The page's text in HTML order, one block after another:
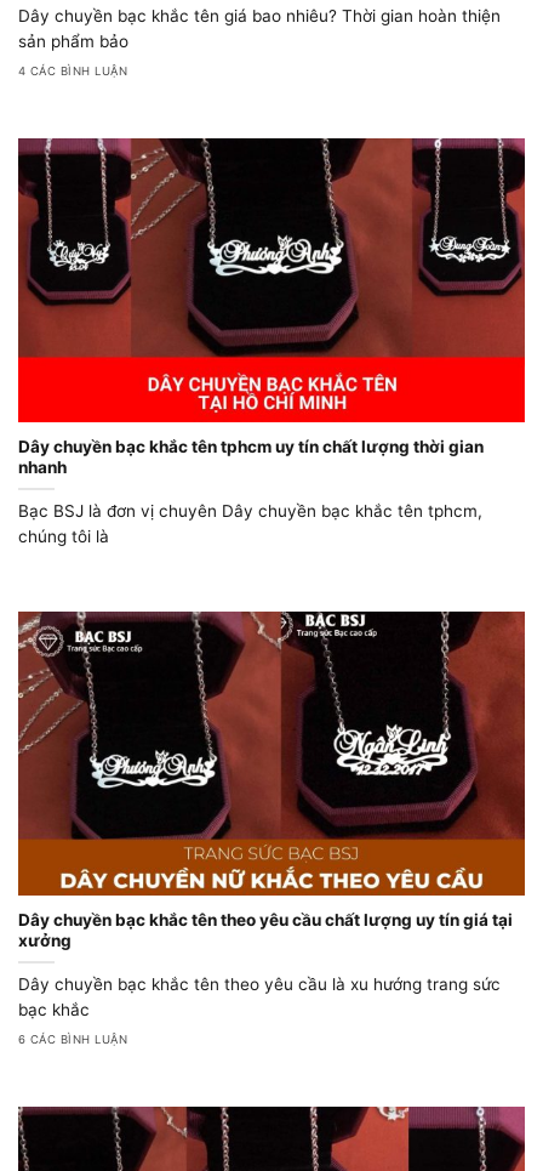
Dây chuyền bạc khắc tên giá bao nhiêu? Thời gian hoàn thiện
sản phẩm bảo
4 CÁC BÌNH LUẬN
Dây chuyền bạc khắc tên tphcm uy tín chất lượng thời gian
nhanh
Bạc BSJ là đơn vị chuyên Dây chuyền bạc khắc tên tphcm,
chúng tôi là
Dây chuyền bạc khắc tên theo yêu cầu chất lượng uy tín giá tại
xưởng
Dây chuyền bạc khắc tên theo yêu cầu là xu hướng trang sức
bạc khắc
6 CÁC BÌNH LUẬN